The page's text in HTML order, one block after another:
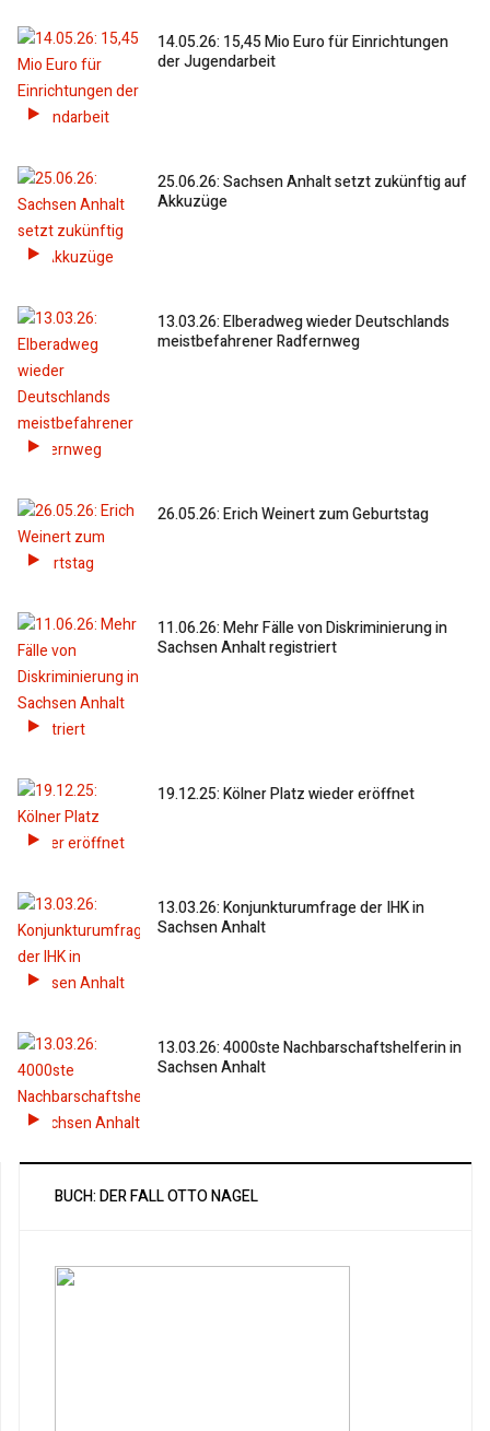
14.05.26: 15,45 Mio Euro für Einrichtungen
der Jugendarbeit
25.06.26: Sachsen Anhalt setzt zukünftig auf
Akkuzüge
13.03.26: Elberadweg wieder Deutschlands
meistbefahrener Radfernweg
26.05.26: Erich Weinert zum Geburtstag
11.06.26: Mehr Fälle von Diskriminierung in
Sachsen Anhalt registriert
19.12.25: Kölner Platz wieder eröffnet
13.03.26: Konjunkturumfrage der IHK in
Sachsen Anhalt
13.03.26: 4000ste Nachbarschaftshelferin in
Sachsen Anhalt
BUCH: DER FALL OTTO NAGEL